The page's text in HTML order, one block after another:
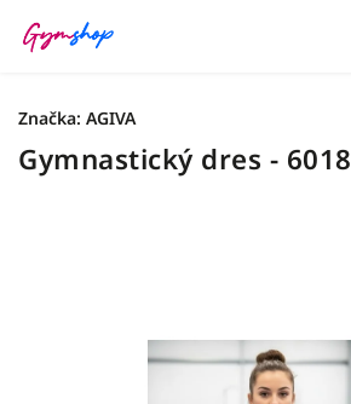
Gymnastický dres - 6018
Značka: AGIVA